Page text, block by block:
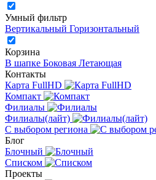
Умный фильтр
Вертикальный Горизонтальный
Корзина
В шапке Боковая Летающая
Контакты
Карта FullHD
Компакт
Филиалы
Филиалы(лайт)
С выбором региона
Блог
Блочный
Списком
Проекты